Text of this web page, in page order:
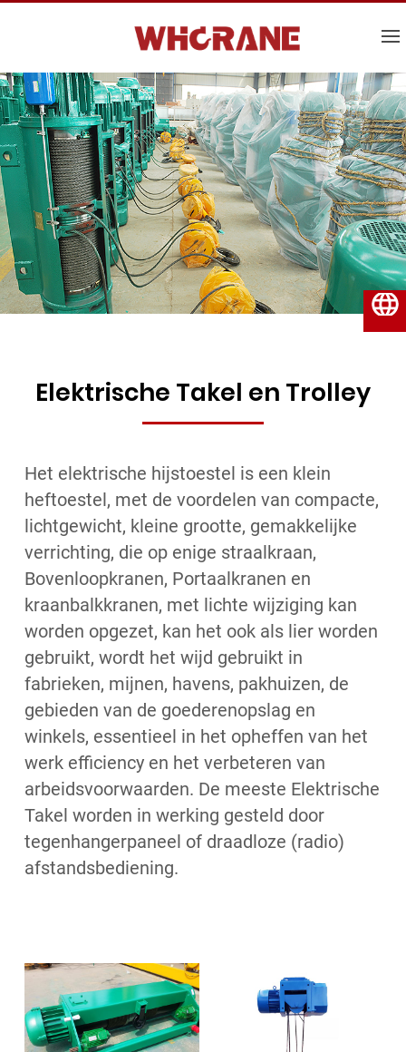
Elektrische Takel en Trolley
Het elektrische hijstoestel is een klein
heftoestel, met de voordelen van compacte,
lichtgewicht, kleine grootte, gemakkelijke
verrichting, die op enige straalkraan,
Bovenloopkranen, Portaalkranen en
kraanbalkkranen, met lichte wijziging kan
worden opgezet, kan het ook als lier worden
gebruikt, wordt het wijd gebruikt in
fabrieken, mijnen, havens, pakhuizen, de
gebieden van de goederenopslag en
winkels, essentieel in het opheffen van het
werk efficiency en het verbeteren van
arbeidsvoorwaarden. De meeste Elektrische
Takel worden in werking gesteld door
tegenhangerpaneel of draadloze (radio)
afstandsbediening.
Nederlands